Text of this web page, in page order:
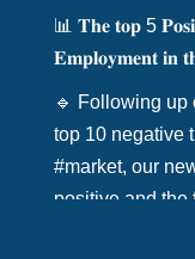
📊 𝐓𝐡𝐞 𝐭𝐨𝐩 5
𝐄𝐦𝐩𝐥𝐨𝐲𝐦𝐞𝐧𝐭 𝐢𝐧
🔹 Following up
top 10 negative
#market, our
positive and the